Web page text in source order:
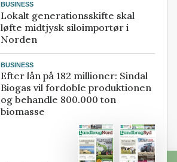
BUSINESS
Lokalt generationsskifte skal
løfte midtjysk siloimportør i
Norden
BUSINESS
Efter lån på 182 millioner: Sindal
Biogas vil fordoble produktionen
og behandle 800.000 ton
biomasse